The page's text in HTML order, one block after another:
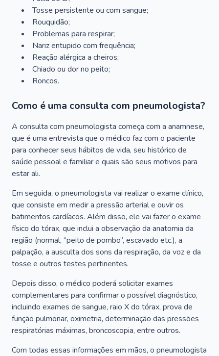
Tosse persistente ou com sangue;
Rouquidão;
Problemas para respirar;
Nariz entupido com frequência;
Reação alérgica a cheiros;
Chiado ou dor no peito;
Roncos.
Como é uma consulta com pneumologista?
A consulta com pneumologista começa com a anamnese,
que é uma entrevista que o médico faz com o paciente
para conhecer seus hábitos de vida, seu histórico de
saúde pessoal e familiar e quais são seus motivos para
estar ali.
Em seguida, o pneumologista vai realizar o exame clínico,
que consiste em medir a pressão arterial e ouvir os
batimentos cardíacos. Além disso, ele vai fazer o exame
físico do tórax, que inclui a observação da anatomia da
região (normal, “peito de pombo”, escavado etc.), a
palpação, a ausculta dos sons da respiração, da voz e da
tosse e outros testes pertinentes.
Depois disso, o médico poderá solicitar exames
complementares para confirmar o possível diagnóstico,
incluindo exames de sangue, raio X do tórax, prova de
função pulmonar, oximetria, determinação das pressões
respiratórias máximas, broncoscopia, entre outros.
Com todas essas informações em mãos, o pneumologista